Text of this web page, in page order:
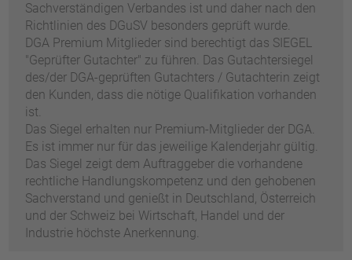
Sachverständigen Verbandes ist und daher nach den
Richtlinien des DGuSV besonders geprüft wurde.
DGA Premium Mitglieder sind berechtigt das SIEGEL
"Geprüfter Gutachter" zu führen. Das Gutachtersiegel
des/der DGA-geprüften Gutachters / Gutachterin zeigt
den Kunden, dass die nötige Qualifikation vorhanden
ist.
Das Siegel erhalten nur Premium-Mitglieder der DGA.
Es ist immer nur für das jeweilige Kalenderjahr gültig.
Das Siegel zeigt dem Auftraggeber die vorhandene
rechtliche Handlungskompetenz und den gehobenen
Sachverstand und genießt in Deutschland, Österreich
und der Schweiz bei Wirtschaft, Handel und der
Industrie höchste Anerkennung.